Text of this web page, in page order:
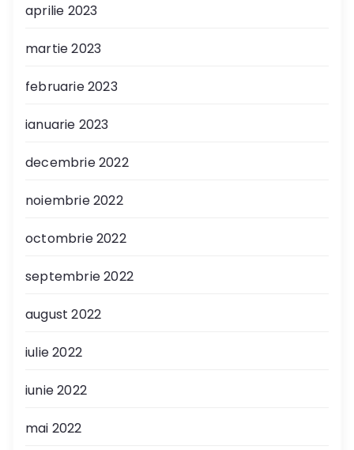
aprilie 2023
martie 2023
februarie 2023
ianuarie 2023
decembrie 2022
noiembrie 2022
octombrie 2022
septembrie 2022
august 2022
iulie 2022
iunie 2022
mai 2022